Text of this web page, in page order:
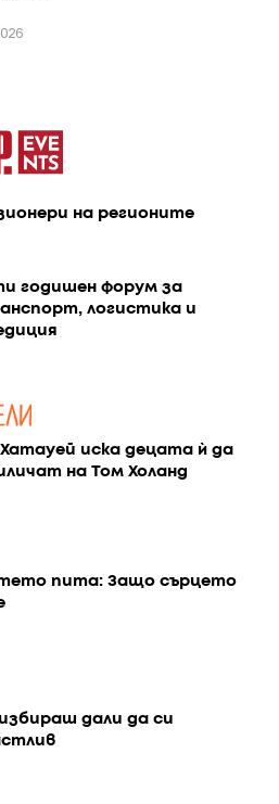
на регионите
годишен форум за
логистика и
иска децата ѝ да
на Том Холанд
пита: Защо сърцето
дали да си